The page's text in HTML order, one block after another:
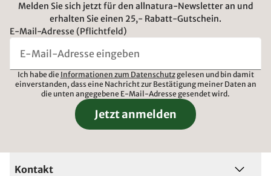
Melden Sie sich jetzt für den allnatura-Newsletter an und
erhalten Sie einen 25,- Rabatt-Gutschein.
E-Mail-Adresse (Pflichtfeld)
Ich habe die Informationen zum Datenschutzgelesen und bin damit
einverstanden, dass eine Nachricht zur Bestätigung meiner Daten an
die unten angegebene E-Mail-Adresse gesendet wird.
Jetzt anmelden
Kontakt